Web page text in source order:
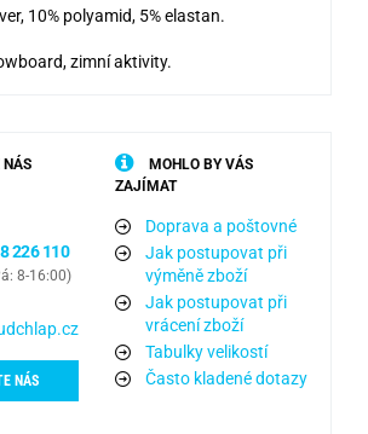
10% polyamid, 5% elastan.
zimní aktivity.
NÁS
226 110
8-16:00)
NÁS
MOHLO BY VÁS
ZAJÍMAT
Doprava a poštovné
Jak postupovat při
výměně zboží
Jak postupovat při
vrácení zboží
Tabulky velikostí
Často kladené dotazy